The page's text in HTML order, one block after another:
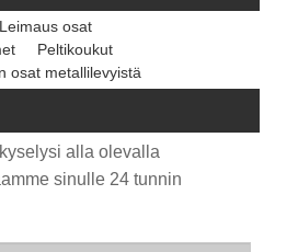
Leimaus osat
Peltikoukut
osat metallilevyistä
alla olevalla
sinulle 24 tunnin